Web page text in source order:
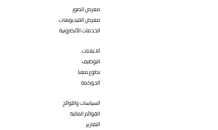
معرض الصور
معرض الفيديوهات
الخدمات الألكترونية
الاعلانات
التوظيف
تطوع معنا
الحوكمة
السياسات واللوائح
القوائم المالية
التقارير